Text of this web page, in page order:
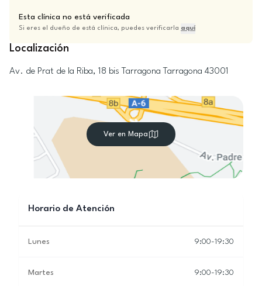
Esta clínica no está verificada
Si eres el dueño de está clínica, puedes verificarla aquí
Localización
Av. de Prat de la Riba, 18 bis Tarragona Tarragona 43001
Ver en Mapa
Horario de Atención
Lunes 9:00-19:30
Martes 9:00-19:30